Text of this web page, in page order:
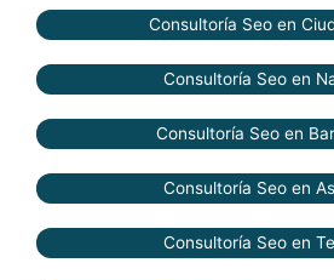
Consultoría Seo en
Consultoría Seo en
Consultoría Seo en
Consultoría Seo en
Consultoría Seo en